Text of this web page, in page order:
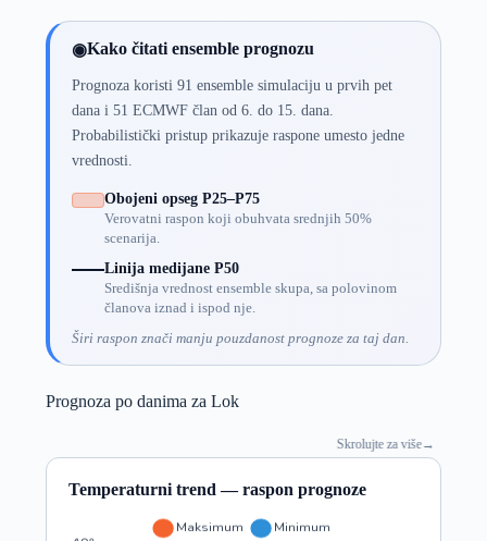
◉Kako čitati ensemble prognozu
Prognoza koristi 91 ensemble simulaciju u prvih pet
dana i 51 ECMWF član od 6. do 15. dana.
Probabilistički pristup prikazuje raspone umesto jedne
vrednosti.
Obojeni opseg P25–P75
Verovatni raspon koji obuhvata srednjih 50%
scenarija.
Linija medijane P50
Središnja vrednost ensemble skupa, sa polovinom
članova iznad i ispod nje.
Širi raspon znači manju pouzdanost prognoze za taj dan.
Prognoza po danima za Lok
Skrolujte za više→
Temperaturni trend — raspon prognoze